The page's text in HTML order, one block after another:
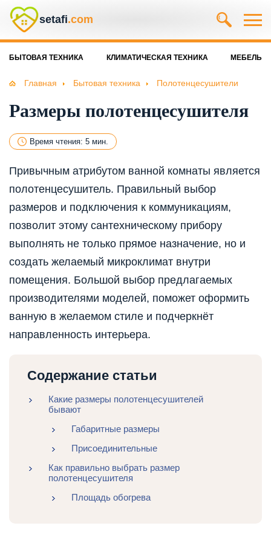
setafi.com
БЫТОВАЯ ТЕХНИКА КЛИМАТИЧЕСКАЯ ТЕХНИКА МЕБЕЛЬ
Главная Бытовая техника Полотенцесушители
Размеры полотенцесушителя
Время чтения: 5 мин.
Привычным атрибутом ванной комнаты является
полотенцесушитель. Правильный выбор
размеров и подключения к коммуникациям,
позволит этому сантехническому прибору
выполнять не только прямое назначение, но и
создать желаемый микроклимат внутри
помещения. Большой выбор предлагаемых
производителями моделей, поможет оформить
ванную в желаемом стиле и подчеркнёт
направленность интерьера.
Содержание статьи
Какие размеры полотенцесушителей
бывают
Габаритные размеры
Присоединительные
Как правильно выбрать размер
полотенцесушителя
Площадь обогрева